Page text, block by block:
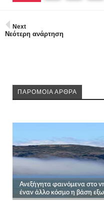
Next
Νεότερη ανάρτηση
ΠΑΡΟΜΟΙΑ ΑΡΘΡΑ